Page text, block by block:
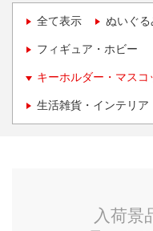
全て表示 ぬいぐ
フィギュア・ホビー
キーホルダー・マス
生活雑貨・インテリア